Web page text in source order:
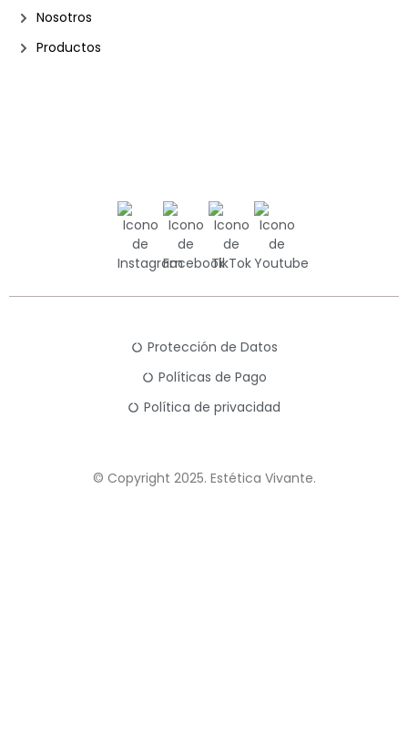
Nosotros
Productos
Protección de Datos
Políticas de Pago
Política de privacidad
© Copyright 2025. Estética Vivante.